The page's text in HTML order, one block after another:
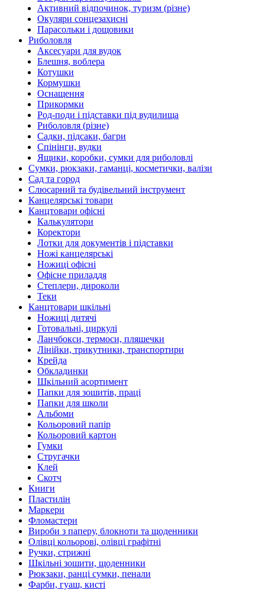
Активний відпочинок, туризм (різне)
Окуляри сонцезахисні
Парасольки і дощовики
Риболовля
Аксесуари для вудок
Блешня, воблера
Котушки
Кормушки
Оснащення
Прикормки
Род-поди і підставки під вудилища
Риболовля (різне)
Садки, підсаки, багри
Спінінги, вудки
Ящики, коробки, сумки для риболовлі
Сумки, рюкзаки, гаманці, косметички, валізи
Сад та город
Слюсарний та будівельний інструмент
Канцелярські товари
Канцтовари офісні
Калькулятори
Коректори
Лотки для документів і підставки
Ножі канцелярські
Ножиці офісні
Офісне приладдя
Степлери, дироколи
Теки
Канцтовари шкільні
Ножиці дитячі
Готовальні, циркулі
Ланчбокси, термоси, пляшечки
Лінійки, трикутники, транспортири
Крейда
Обкладинки
Шкільний асортимент
Папки для зошитів, праці
Папки для школи
Альбоми
Кольоровий папір
Кольоровий картон
Гумки
Стругачки
Клей
Скотч
Книги
Пластилін
Маркери
Фломастери
Вироби з паперу, блокноти та щоденники
Олівці кольорові, олівці графітні
Ручки, стрижні
Шкільні зошити, щоденники
Рюкзаки, ранці сумки, пенали
Фарби, гуаш, кисті